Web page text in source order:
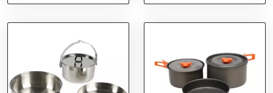
Edénykészlet, kék, méret
sötétszürke, méret